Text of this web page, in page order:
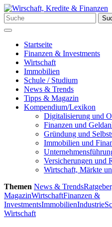
Zum
Inhalt
springen
Suchen
nach:
Menü
Startseite
Finanzen & Investments
Wirtschaft
Immobilien
Schule / Studium
News & Trends
Tipps & Magazin
Kompendium/Lexikon
Digitalisierung und
Finanzen und
Gründung und
Immobilien und
Versicherungen und
Wirtschaft, Märkte
Themen News & Trends
MagazinWirtschaftFinanzen &
InvestmentsImmobilienIndustrie
Wirtschaft